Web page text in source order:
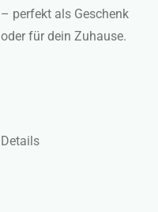
– perfekt als Geschenk
oder für dein Zuhause.
Details